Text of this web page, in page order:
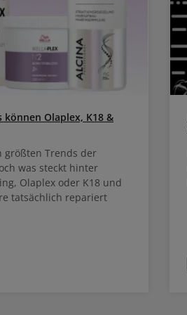
können Olaplex, K18 &
größten Trends der
was steckt hinter
Olaplex oder K18 und
tatsächlich repariert